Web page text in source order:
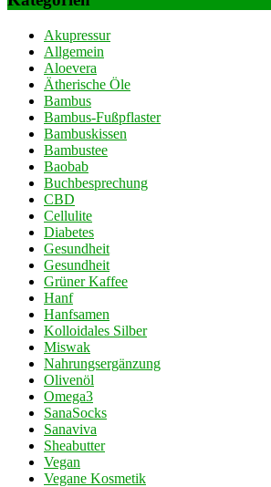
Akupressur
Allgemein
Aloevera
Ätherische Öle
Bambus
Bambus-Fußpflaster
Bambuskissen
Bambustee
Baobab
Buchbesprechung
CBD
Cellulite
Diabetes
Gesundheit
Gesundheit
Grüner Kaffee
Hanf
Hanfsamen
Kolloidales Silber
Miswak
Nahrungsergänzung
Olivenöl
Omega3
SanaSocks
Sanaviva
Sheabutter
Vegan
Vegane Kosmetik